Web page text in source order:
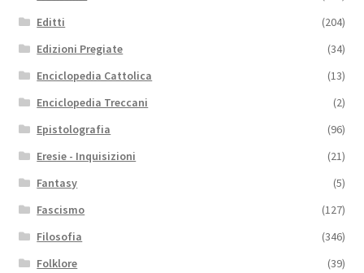
Editti
(204)
Edizioni Pregiate
(34)
Enciclopedia Cattolica
(13)
Enciclopedia Treccani
(2)
Epistolografia
(96)
Eresie - Inquisizioni
(21)
Fantasy
(5)
Fascismo
(127)
Filosofia
(346)
Folklore
(39)